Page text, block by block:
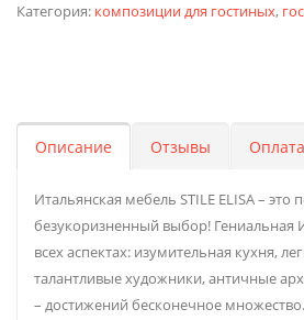
Категория: композиции для гостиных,
Описание Отзывы Оплата
Итальянская мебель STILE ELISA – это
безукоризненный выбор! Гениальная
всех аспектах: изумительная кухня,
талантливые художники, античные
– достижений бесконечное